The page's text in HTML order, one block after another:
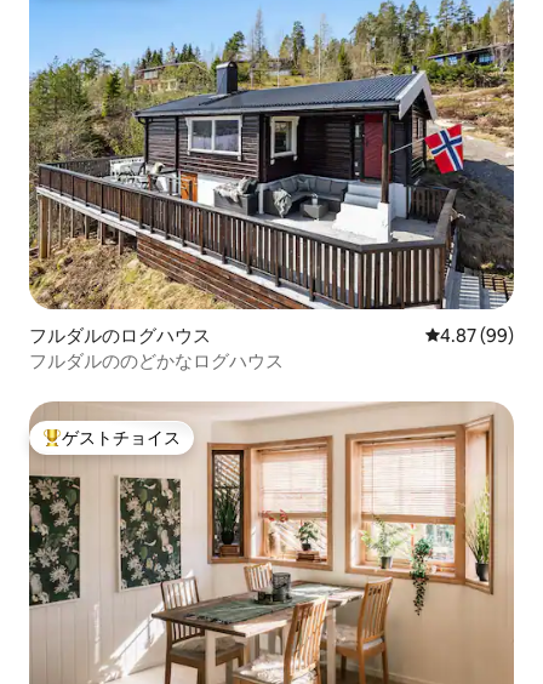
フルダルのログハウス レビュー99
4.87 (99)
フルダルののどかなログハウス
大好評のゲストチョイスです。
ゲストチョイス